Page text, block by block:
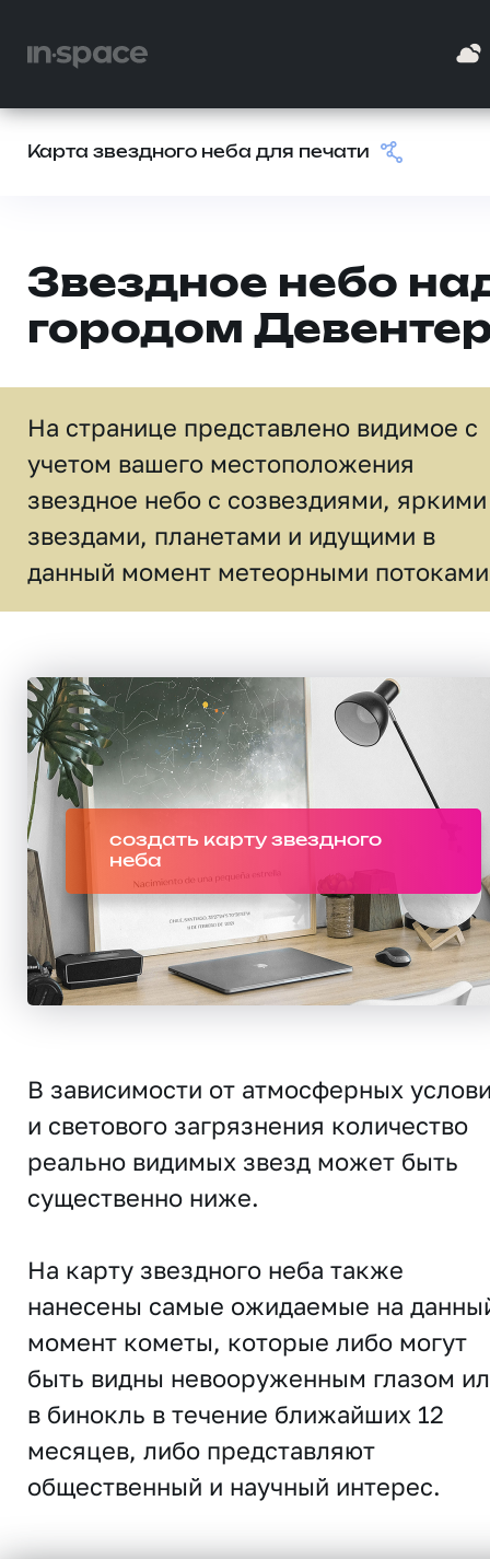
Карта звездного неба для печати
Звездное небо
городом
На странице представлено видимое c
учетом вашего местоположения
звездное небо c созвездиями, яркими
звездами, планетами и идущими в
данный момент метеорными
создать карту звездного
неба
В зависимости от атмосферных
и светового загрязнения количество
реально видимых звезд может быть
существенно ниже.
На карту звездного неба также
нанесены самые ожидаемые на
момент кометы, которые либо могут
быть видны невооруженным глазом
в бинокль в течение ближайших 12
месяцев, либо представляют
общественный и научный интерес.